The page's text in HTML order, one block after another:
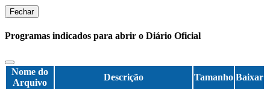
Fechar
Programas indicados para abrir o Diário Oficial
Nome do
Arquivo
Descrição Tamanho Baixar